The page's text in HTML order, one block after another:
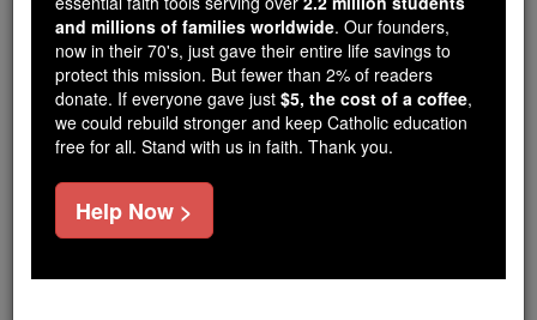
Dear readers, Catholic Online
wasde-platformed by Shopify
for our pro-life beliefs. They
shut down ourCatholic
Online, Catholic Online School, Prayer Candles, and
tools serving over
families worldwide. Our founders, now in their 70's,
and millions of families worldwide. Our founders,
now in their 70's, just gave their entire life savings to
protect this mission. But fewer than 2% of readers
donate. If everyone gave just $5, the cost of a coffee,
we could rebuild stronger and keep Catholic education
free for all. Stand with us in faith. Thank you.
Help Now >